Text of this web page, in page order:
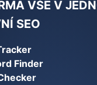
VŠE V
SEO
Finder